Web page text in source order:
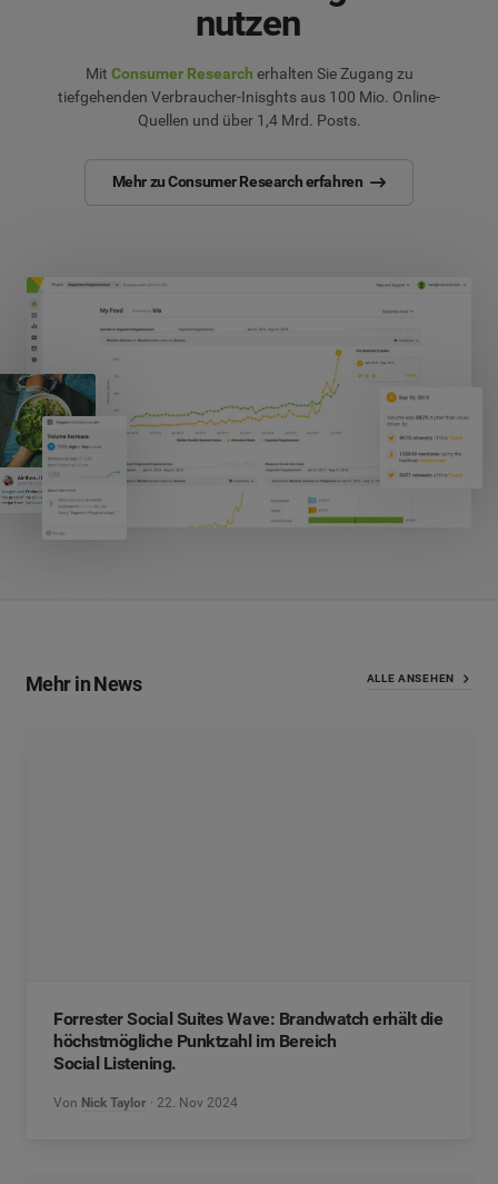
nutzen
Mit Consumer Research erhalten Sie Zugang zu
tiefgehenden Verbraucher-Inisghts aus 100 Mio. Online-
Quellen und über 1,4 Mrd. Posts.
Mehr zu Consumer Research erfahren
Mehr in News ALLE ANSEHEN
Forrester Social Suites Wave: Brandwatch erhält die
höchstmögliche Punktzahl im Bereich
Social Listening.
Von Nick Taylor 22. Nov 2024